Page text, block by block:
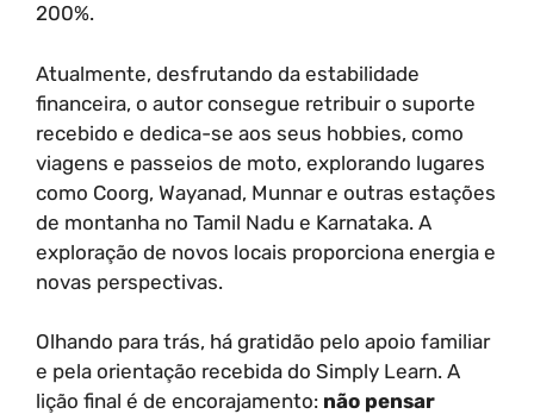
200%.
Atualmente, desfrutando da estabilidade
financeira, o autor consegue retribuir o suporte
recebido e dedica-se aos seus hobbies, como
viagens e passeios de moto, explorando lugares
como Coorg, Wayanad, Munnar e outras estações
de montanha no Tamil Nadu e Karnataka. A
exploração de novos locais proporciona energia e
novas perspectivas.
Olhando para trás, há gratidão pelo apoio familiar
e pela orientação recebida do Simply Learn. A
lição final é de encorajamento: não pensar